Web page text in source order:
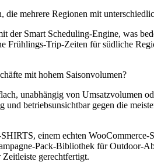
die mehrere Regionen mit
der Smart Scheduling-Engine, was
Frühlings-Trip-Zeiten für südliche
mit hohem Saisonvolumen?
unabhängig von Umsatzvolumen
und betriebsunsichtbar gegen die
einem echten WooCommerce-
Pack-Bibliothek für Outdoor-
gerechtfertigt.